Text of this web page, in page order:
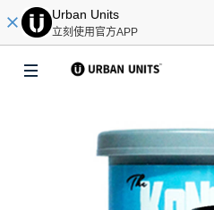
Urban Units
立刻使用官方APP